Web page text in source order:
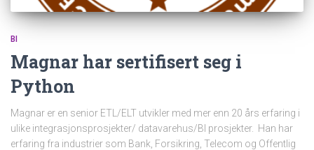
BI
Magnar har sertifisert seg i
Python
Magnar er en senior ETL/ELT utvikler med mer enn 20 års erfaring i
ulike integrasjonsprosjekter/ datavarehus/BI prosjekter. Han har
erfaring fra industrier som Bank, Forsikring, Telecom og Offentlig